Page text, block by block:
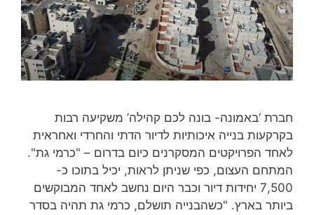
חברת ‘באמונה- בונה לכם קהילה’ משקיעה רבות
בקרקעות בנייה איכותיות לדיור הדתי והחרדי ואחראית
לאחד הפרויקטים המסקרנים כיום בדרום – "כרמי גת".
המתחם העצום, כפי שניתן לראות, יכיל בתוכו כ-
7,500 יחידות דיור וכבר היום נחשב לאחד המבוקשים
ביותר בארץ. "כשהבנייה תושלם, כרמי גת תהיה בסדר